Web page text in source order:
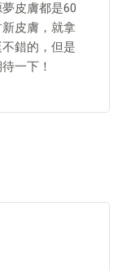
皮膚都是60
皮膚，就拿
錯的，但是
一下！